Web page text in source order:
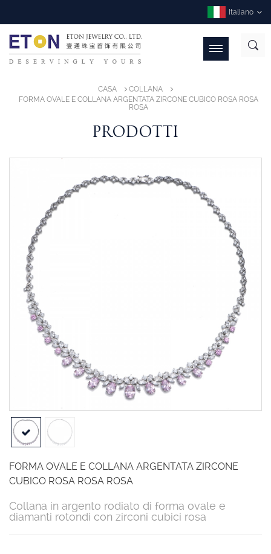
Italiano
CASA
COLLANA
FORMA OVALE E COLLANA ARGENTATA ZIRCONE CUBICO ROSA ROSA
ROSA
PRODOTTI
FORMA OVALE E COLLANA ARGENTATA ZIRCONE
CUBICO ROSA ROSA ROSA
Collana in argento rodiato di forma ovale e
diamanti rotondi con zirconi cubici rosa